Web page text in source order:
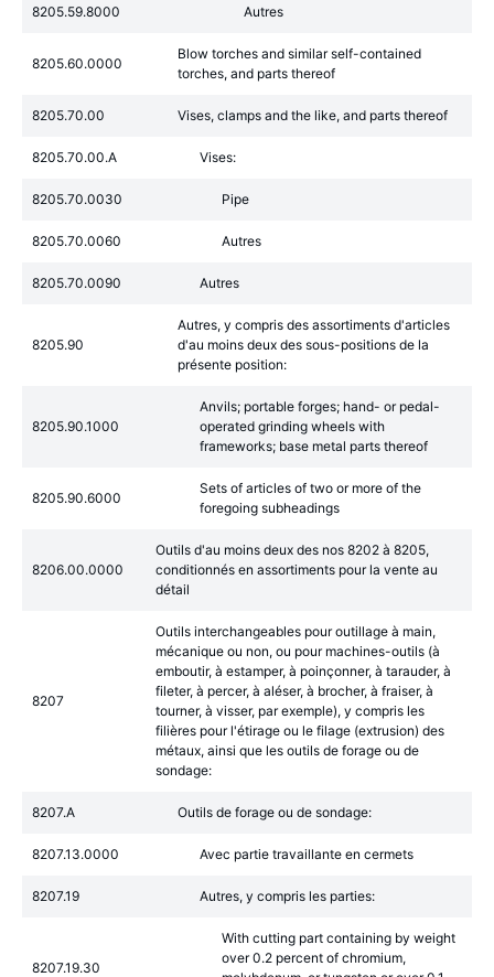
8205.59.8000 Autres
8205.60.0000
Blow torches and similar self-contained
torches, and parts thereof
8205.70.00 Vises, clamps and the like, and parts thereof
8205.70.00.A Vises:
8205.70.0030 Pipe
8205.70.0060 Autres
8205.70.0090 Autres
8205.90
Autres, y compris des assortiments d'articles
d'au moins deux des sous-positions de la
présente position:
8205.90.1000
Anvils; portable forges; hand- or pedal-
operated grinding wheels with
frameworks; base metal parts thereof
8205.90.6000
Sets of articles of two or more of the
foregoing subheadings
8206.00.0000
Outils d'au moins deux des nos 8202 à 8205,
conditionnés en assortiments pour la vente au
détail
8207
Outils interchangeables pour outillage à main,
mécanique ou non, ou pour machines-outils (à
emboutir, à estamper, à poinçonner, à tarauder, à
fileter, à percer, à aléser, à brocher, à fraiser, à
tourner, à visser, par exemple), y compris les
filières pour l'étirage ou le filage (extrusion) des
métaux, ainsi que les outils de forage ou de
sondage:
8207.A Outils de forage ou de sondage:
8207.13.0000 Avec partie travaillante en cermets
8207.19 Autres, y compris les parties:
8207.19.30
With cutting part containing by weight
over 0.2 percent of chromium,